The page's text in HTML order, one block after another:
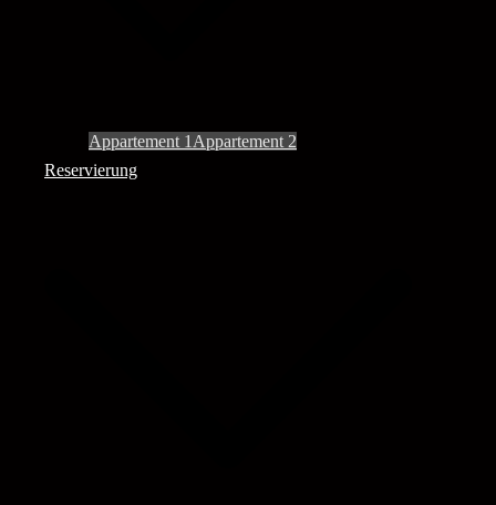
Appartement 1 Appartement 2
Reservierung